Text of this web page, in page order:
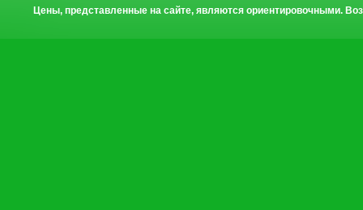
Цены, представленные на сайте, являются ориентировочными.